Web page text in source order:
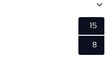
15
8